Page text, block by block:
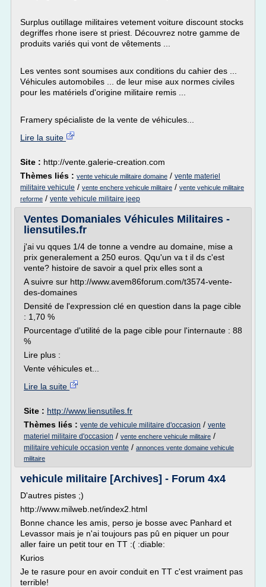
Surplus outillage militaires vetement voiture discount stocks
degriffes rhone isere st priest. Découvrez notre gamme de
produits variés qui vont de vêtements ...
Les ventes sont soumises aux conditions du cahier des ...
Véhicules automobiles ... de leur mise aux normes civiles
pour les matériels d'origine militaire remis ...
Framery spécialiste de la vente de véhicules...
Lire la suite
Site : http://vente.galerie-creation.com
Thèmes liés : vente vehicule militaire domaine / vente materiel
militaire vehicule / vente enchere vehicule militaire / vente vehicule militaire
reforme / vente vehicule militaire jeep
Ventes Domaniales Véhicules Militaires -
liensutiles.fr
j'ai vu qques 1/4 de tonne a vendre au domaine, mise a
prix generalement a 250 euros. Qqu'un va t il ds c'est
vente? histoire de savoir a quel prix elles sont a
A suivre sur http://www.avem86forum.com/t3574-vente-
des-domaines
Densité de l'expression clé en question dans la page cible
: 1,70 %
Pourcentage d'utilité de la page cible pour l'internaute : 88
%
Lire plus :
Vente véhicules et...
Lire la suite
Site : http://www.liensutiles.fr
Thèmes liés : vente de vehicule militaire d'occasion / vente
materiel militaire d'occasion / vente enchere vehicule militaire /
militaire vehicule occasion vente / annonces vente domaine vehicule
militaire
vehicule militaire [Archives] - Forum 4x4
D'autres pistes ;)
http://www.milweb.net/index2.html
Bonne chance les amis, perso je bosse avec Panhard et
Levassor mais je n'ai toujours pas pû en piquer un pour
aller faire un petit tour en TT :( :diable:
Kurios
Je te rasure pour en avoir conduit en TT c'est vraiment pas
terrible!